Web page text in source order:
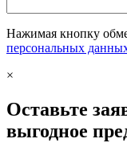
Нажимая кнопку
персональных
×
Оставьте
выгодное